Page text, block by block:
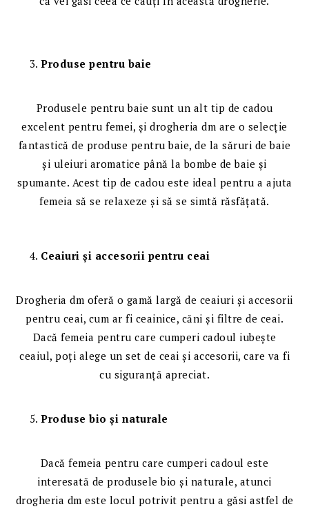
Produse pentru baie
Produsele pentru baie sunt un alt tip de cadou
excelent pentru femei, și drogheria dm are o selecție
fantastică de produse pentru baie, de la săruri de baie
și uleiuri aromatice până la bombe de baie și
spumante. Acest tip de cadou este ideal pentru a ajuta
femeia să se relaxeze și să se simtă răsfățată.
Ceaiuri și accesorii pentru ceai
Drogheria dm oferă o gamă largă de ceaiuri și accesorii
pentru ceai, cum ar fi ceainice, căni și filtre de ceai.
Dacă femeia pentru care cumperi cadoul iubește
ceaiul, poți alege un set de ceai și accesorii, care va fi
cu siguranță apreciat.
Produse bio și naturale
Dacă femeia pentru care cumperi cadoul este
interesată de produsele bio și naturale, atunci
drogheria dm este locul potrivit pentru a găsi astfel de